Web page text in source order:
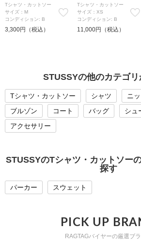
Tシャツ・カットソー
サイズ：M
コンディション: B
3,300円（税込）
Tシャツ・カットソー
サイズ：XS
コンディション: B
11,000円（税込）
STUSSYの他のカテゴ
Tシャツ・カットソー シャツ ニッ
ブルゾン
コート バッグ シュ
アクセサリー
STUSSYのTシャツ・カットソー
探す
パーカー スウェット
PICK UP
RAGTAGバイヤーの厳選ブ